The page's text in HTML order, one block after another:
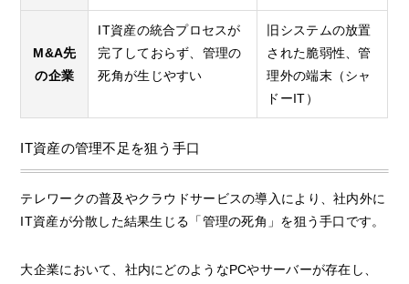
M&A先
の企業
IT資産の統合プロセスが
完了しておらず、管理の
死角が生じやすい
旧システムの放置
された脆弱性、管
理外の端末（シャ
ドーIT）
IT資産の管理不足を狙う手口
テレワークの普及やクラウドサービスの導入により、社内外に
IT資産が分散した結果生じる「管理の死角」を狙う手口です。
大企業において、社内にどのようなPCやサーバーが存在し、